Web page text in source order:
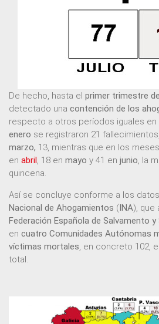
De hecho, hasta el primer trimestre
detectado una contención de los
respecto a otros períodos iguales en
enero se registraron 21
marzo, 13, mientras que en los
en abril , 18 en mayo y 41 en junio , la
quincena.
Así se concluye conforme a los
Nacional de Ahogamientos (INA), que
Federación Española de Salvamento
en cuatro Comunidades Autónomas
víctimas mortales , en concreto 102,
total.